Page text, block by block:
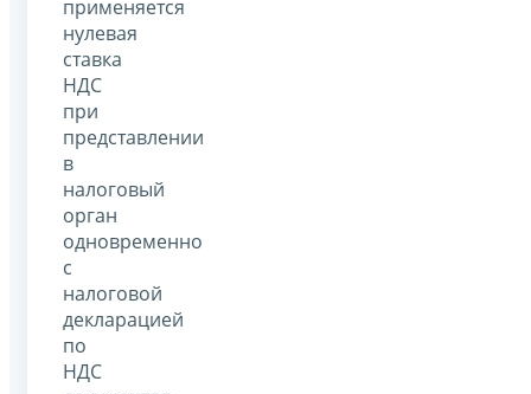
применяется
нулевая
ставка
НДС
при
представлении
в
налоговый
орган
одновременно
с
налоговой
декларацией
по
НДС